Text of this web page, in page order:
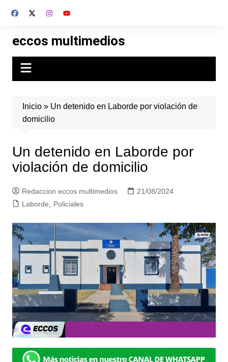
eccos multimedios
Inicio» Un detenido en Laborde por violación de
domicilio
Un detenido en Laborde por
violación de domicilio
Redaccion eccos multimedios
21/08/2024
Laborde
Policiales